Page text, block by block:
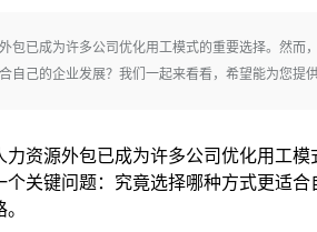
包已成为许多公司优化用工模式的重要选择。然而
己的企业发展？我们一起来看看，希望能为您提供
力资源外包已成为许多公司优化用工
关键问题：究竟选择哪种方式更适